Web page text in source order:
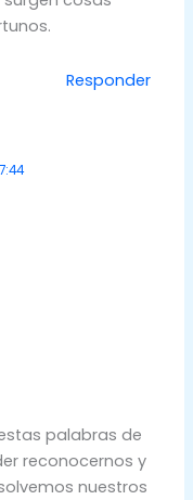
Responder
palabras de
reconocernos y
nuestros